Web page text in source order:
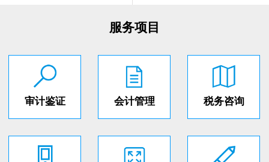
服务项目
审计鉴证 会计管理 税务咨询